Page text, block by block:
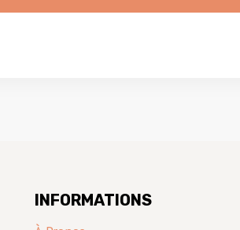
INFORMATIONS